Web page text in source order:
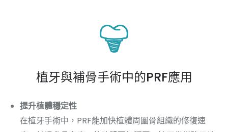
植牙與補骨手術中的PRF應用
提升植體穩定性
在植牙手術中，PRF能加快植體周圍骨組織的修復速